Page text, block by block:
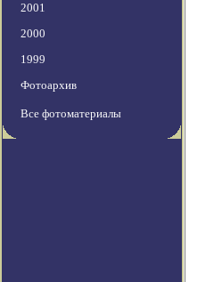
2001
2000
1999
Фотоархив
Все фотоматериалы